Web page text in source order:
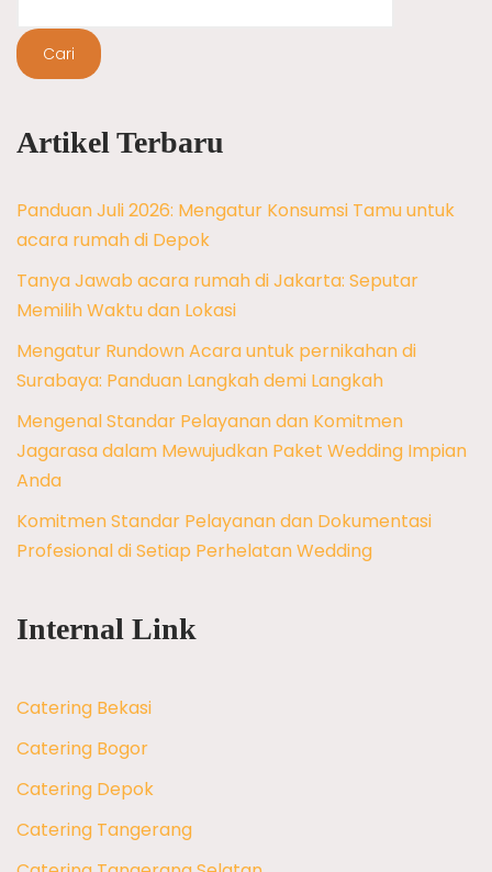
Cari
Artikel Terbaru
Panduan Juli 2026: Mengatur Konsumsi Tamu untuk
acara rumah di Depok
Tanya Jawab acara rumah di Jakarta: Seputar
Memilih Waktu dan Lokasi
Mengatur Rundown Acara untuk pernikahan di
Surabaya: Panduan Langkah demi Langkah
Mengenal Standar Pelayanan dan Komitmen
Jagarasa dalam Mewujudkan Paket Wedding Impian
Anda
Komitmen Standar Pelayanan dan Dokumentasi
Profesional di Setiap Perhelatan Wedding
Internal Link
Catering Bekasi
Catering Bogor
Catering Depok
Catering Tangerang